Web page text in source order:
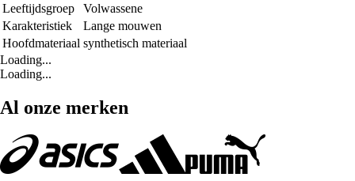
Leeftijdsgroep
Volwassene
Karakteristiek
Lange mouwen
Hoofdmateriaal synthetisch materiaal
Loading...
Loading...
Al onze merken